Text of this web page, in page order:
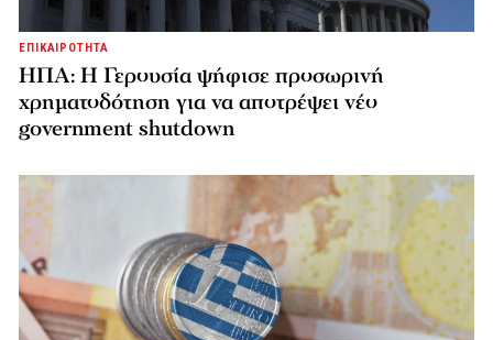
ΕΠΙΚΑΙΡΟΤΗΤΑ
ΗΠΑ: Η Γερουσία ψήφισε προσωρινή
χρηματοδότηση για να αποτρέψει νέο
government shutdown